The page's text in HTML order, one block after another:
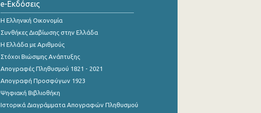
e-Εκδόσεις
Η Ελληνική Οικονομία
Συνθήκες Διαβίωσης στην Ελλάδα
Η Ελλάδα με Αριθμούς
Στόχοι Βιώσιμης Ανάπτυξης
Απογραφές Πληθυσμού 1821 - 2021
Απογραφή Προσφύγων 1923
Ψηφιακή Βιβλιοθήκη
Ιστορικά Διαγράμματα Απογραφών Πληθυσμού